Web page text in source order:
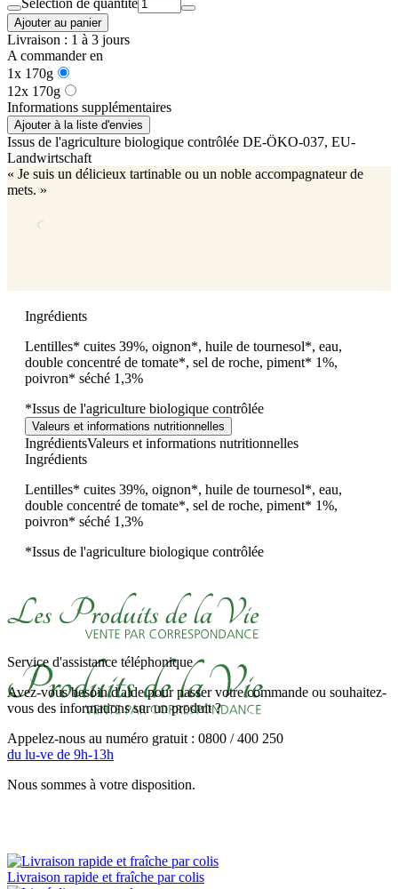
Ajouter au panier
Livraison : 1 à 3 jours
A commander en
1x 170g
12x 170g
Informations supplémentaires
Ajouter à la liste d'envies
Issus de l'agriculture biologique contrôlée DE-ÖKO-037, EU-
Landwirtschaft
« Je suis un délicieux tartinable ou un noble accompagnateur de
mets. »
Ingrédients
Lentilles* cuites 39%, oignon*, huile de tournesol*, eau,
double concentré de tomate*, sel de roche, piment* 1%,
poivron* séché 1,3%
*Issus de l'agriculture biologique contrôlée
Valeurs et informations nutritionnelles
IngrédientsValeurs et informations nutritionnelles
Ingrédients
Lentilles* cuites 39%, oignon*, huile de tournesol*, eau,
double concentré de tomate*, sel de roche, piment* 1%,
poivron* séché 1,3%
*Issus de l'agriculture biologique contrôlée
Service d'assistance téléphonique
Avez-vous besoin d'aide pour passer votre commande ou souhaitez-
vous des informations sur un produit ?
Appelez-nous au numéro gratuit : 0800 / 400 250
du lu-ve de 9h-13h
Nous sommes à votre disposition.
Livraison rapide et fraîche par colis